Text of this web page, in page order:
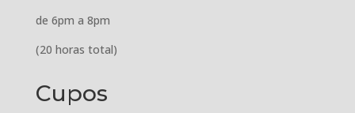
de 6pm a 8pm
(20 horas total)
Cupos